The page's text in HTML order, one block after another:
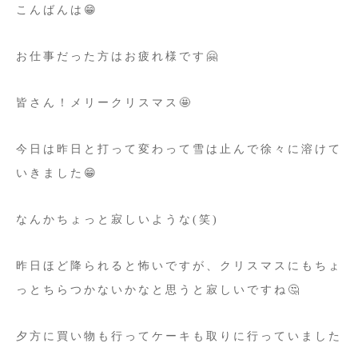
こんばんは😁
お仕事だった方はお疲れ様です🤗
皆さん！メリークリスマス🤩
今日は昨日と打って変わって雪は止んで徐々に溶けて
いきました😁
なんかちょっと寂しいような(笑)
昨日ほど降られると怖いですが、クリスマスにもちょ
っとちらつかないかなと思うと寂しいですね🤔
夕方に買い物も行ってケーキも取りに行っていました